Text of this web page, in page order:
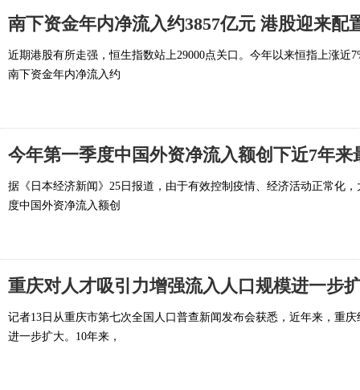
南下资金年内净流入约3857亿元 港股迎来配
近期港股有所走强，恒生指数站上29000点关口。今年以来恒指上涨
南下资金年内净流入约
今年第一季度中国外资净流入额创下近7年来
据《日本经济新闻》25日报道，由于有效控制疫情、经济活动正常化
度中国外资净流入额创
记者13日从重庆市第七次全国人口普查新闻发布会获悉，近年来，重
进一步扩大。10年来，